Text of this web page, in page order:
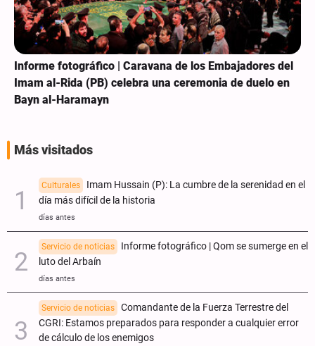
Informe fotográfico | Caravana de los Embajadores del
Imam al-Rida (PB) celebra una ceremonia de duelo en
Bayn al-Haramayn
Más visitados
Culturales
Imam Hussain (P): La cumbre de la serenidad en el
día más difícil de la historia
días antes
Servicio de noticias
Informe fotográfico | Qom se sumerge en el
luto del Arbaín
días antes
Servicio de noticias
Comandante de la Fuerza Terrestre del
CGRI: Estamos preparados para responder a cualquier error
de cálculo de los enemigos